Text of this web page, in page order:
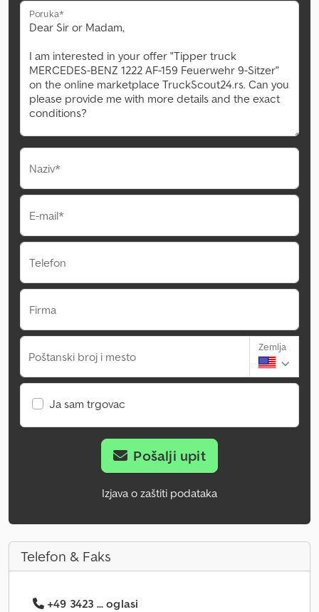
Poruka*
Naziv*
E-mail*
Telefon
Firma
Poštanski broj i mesto
Zemlja
Ja sam trgovac
Pošalji upit
Izjava o zaštiti podataka
Telefon & Faks
+49 3423 ... oglasi